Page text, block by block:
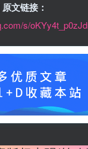
原文链接：
s/